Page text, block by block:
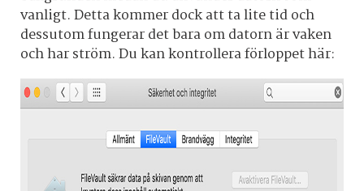
vanligt. Detta kommer dock att ta lite tid och
dessutom fungerar det bara om datorn är vaken
och har ström. Du kan kontrollera förloppet här: